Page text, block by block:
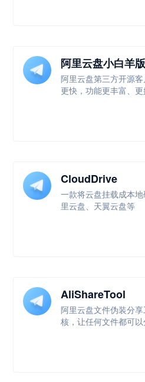
阿里云盘小白羊版
阿里云盘第三方开源
更快，功能更丰富、更
CloudDrive
一款将云盘挂载成本
里云盘、天翼云盘等
AliShareTool
阿里云盘文件伪装分
核，让任何文件都可以